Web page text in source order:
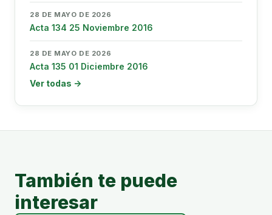
28 DE MAYO DE 2026
Acta 134 25 Noviembre 2016
28 DE MAYO DE 2026
Acta 135 01 Diciembre 2016
Ver todas →
También te puede
interesar